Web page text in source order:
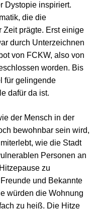
Dystopie inspiriert.
die die
Zeit prägte. Erst einige
durch Unterzeichnen
von FCKW, also von
worden. Bis
für gelingende
dafür da ist.
der Mensch in der
bewohnbar sein wird,
wie die Stadt
Personen an
zu
und Bekannte
würden die Wohnung
zu heiß. Die Hitze